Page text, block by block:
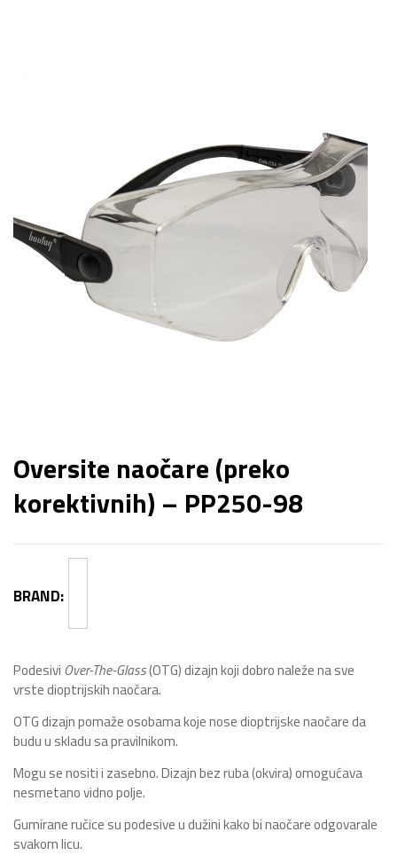
Oversite naočare (preko
korektivnih) – PP250-98
BRAND:
Podesivi Over-The-Glass(OTG) dizajn koji dobro naleže na sve
vrste dioptrijskih naočara.
OTG dizajn pomaže osobama koje nose dioptrijske naočare da
budu u skladu sa pravilnikom.
Mogu se nositi i zasebno. Dizajn bez ruba (okvira) omogućava
nesmetano vidno polje.
Gumirane ručice su podesive u dužini kako bi naočare odgovarale
svakom licu.